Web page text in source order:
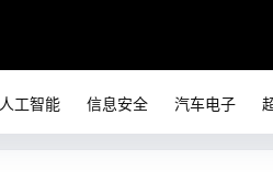
人工智能 信息安全 汽车电子